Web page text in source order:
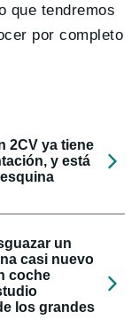
que tendremos
por completo
2CV ya tiene
y está
un
casi nuevo
coche
los grandes